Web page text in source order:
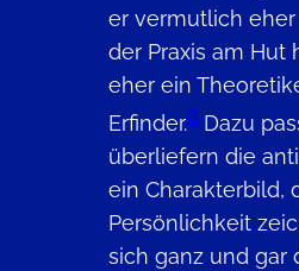
er vermutlich
der Praxis am Hut
eher ein
Erfinder.8 Dazu
überliefern die
ein Charakterbild,
Persönlichkeit
sich ganz und gar